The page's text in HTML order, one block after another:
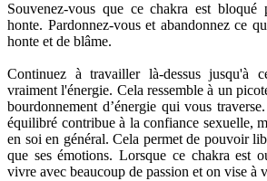
Souvenez-vous que ce chakra est
honte. Pardonnez-vous et abandonnez ce
honte et de blâme.
Continuez à travailler là-dessus jusqu'à
vraiment l'énergie. Cela ressemble à un
bourdonnement d’énergie qui vous
équilibré contribue à la confiance sexuelle,
en soi en général. Cela permet de pouvoir
que ses émotions. Lorsque ce chakra est
vivre avec beaucoup de passion et on vise à